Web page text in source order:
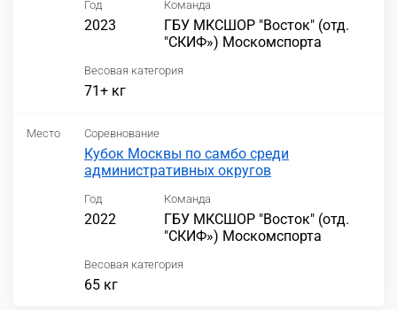
Год
2023
Команда
ГБУ МКСШОР "Восток" (отд.
"СКИФ») Москомспорта
Весовая категория
71+ кг
Место Соревнование
Кубок Москвы по самбо среди
административных округов
Год
2022
Команда
ГБУ МКСШОР "Восток" (отд.
"СКИФ») Москомспорта
Весовая категория
65 кг